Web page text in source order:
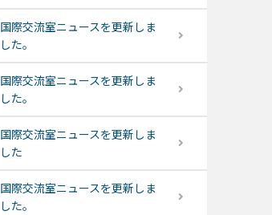
国際交流室ニュースを更新しま
した。
国際交流室ニュースを更新しま
した。
国際交流室ニュースを更新しま
した
国際交流室ニュースを更新しま
した。